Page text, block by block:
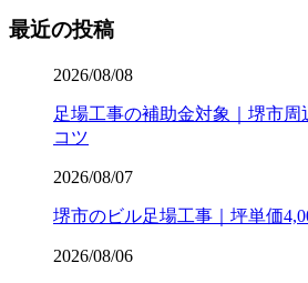
最近の投稿
2026/08/08
足場工事の補助金対象｜堺市
コツ
2026/08/07
堺市のビル足場工事｜坪単価
2026/08/06